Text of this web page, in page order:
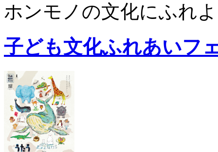
ホンモノの文化にふれ
子ども文化ふれあいフ